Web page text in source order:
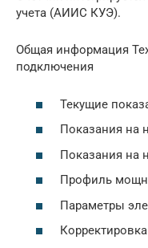
учета (АИИС КУЭ).
Общая информация
подключения
Текущие
Показания на
Показания на
Профиль
Параметры